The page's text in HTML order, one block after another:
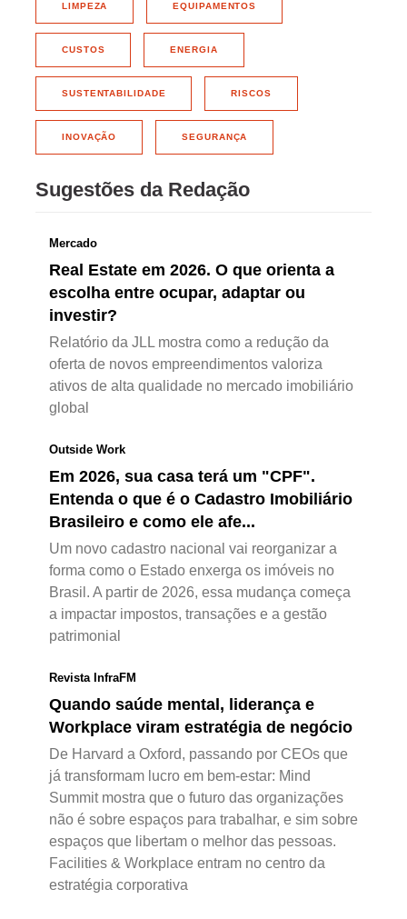
LIMPEZA EQUIPAMENTOS
CUSTOS ENERGIA
SUSTENTABILIDADE RISCOS
INOVAÇÃO SEGURANÇA
Sugestões da Redação
Mercado
Real Estate em 2026. O que orienta a
escolha entre ocupar, adaptar ou
investir?
Relatório da JLL mostra como a redução da
oferta de novos empreendimentos valoriza
ativos de alta qualidade no mercado imobiliário
global
Outside Work
Em 2026, sua casa terá um "CPF".
Entenda o que é o Cadastro Imobiliário
Brasileiro e como ele afe...
Um novo cadastro nacional vai reorganizar a
forma como o Estado enxerga os imóveis no
Brasil. A partir de 2026, essa mudança começa
a impactar impostos, transações e a gestão
patrimonial
Revista InfraFM
Quando saúde mental, liderança e
Workplace viram estratégia de negócio
De Harvard a Oxford, passando por CEOs que
já transformam lucro em bem-estar: Mind
Summit mostra que o futuro das organizações
não é sobre espaços para trabalhar, e sim sobre
espaços que libertam o melhor das pessoas.
Facilities & Workplace entram no centro da
estratégia corporativa